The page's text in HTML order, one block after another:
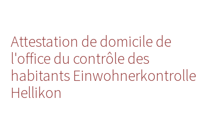
Attestation de domicile de
l'office du contrôle des
habitants Einwohnerkontrolle
Hellikon